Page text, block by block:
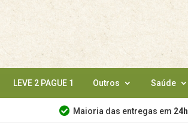
LEVE 2 PAGUE 1 Outros Saúde
Maioria das entregas em 24h